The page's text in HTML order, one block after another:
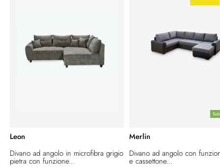
Leon
Divano ad angolo in microfibra grigio
pietra con funzione...
Merlin
Divano ad angolo con
e cassettone...